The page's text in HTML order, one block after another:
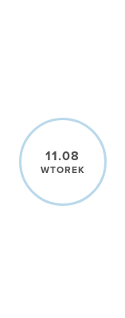
11.08
WTOREK